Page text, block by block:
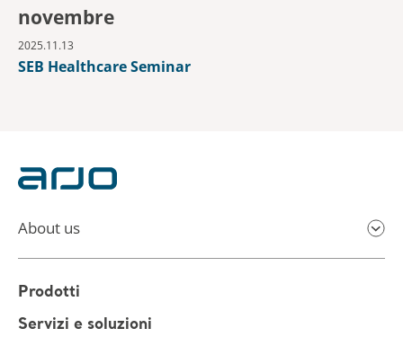
novembre
2025.11.13
SEB Healthcare Seminar
About us
Prodotti
Servizi e soluzioni